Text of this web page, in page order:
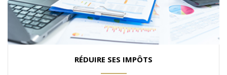
RÉDUIRE SES IMPÔTS